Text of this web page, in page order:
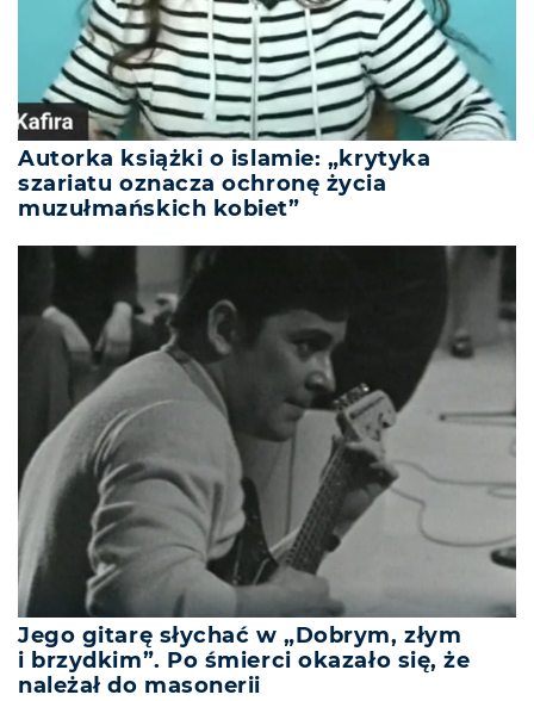
Autorka książki o islamie: „krytyka
szariatu oznacza ochronę życia
muzułmańskich kobiet”
Jego gitarę słychać w „Dobrym, złym
i brzydkim”. Po śmierci okazało się, że
należał do masonerii